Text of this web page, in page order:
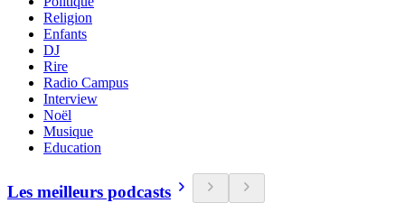
Religion
Enfants
DJ
Rire
Radio Campus
Interview
Noël
Musique
Education
Les meilleurs podcasts